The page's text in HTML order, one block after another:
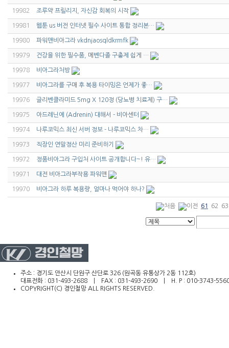
19982 조루약 프릴리지, 자신감 회복의 시작
19981 웹툰 us 버전 인터넷 필수 사이트 통합 정리본…
19980 파워맨비아그라 vkdnjaosqldkrmfk
19979 건강을 위한 필수품, 메벤다졸 구충제 쉽게 …
19978 비아그라처방
19977 비아그라를 구매 후 복용 타이밍은 언제가 좋…
19976 글리벤클라미드 5mg X 120정 (당뇨병 치료제) 구…
19975 아드레닌에 (Adrenin) 대해서 - 비아센터
19974 나루코믹스 최신 서버 정보 - 나루코믹스 차…
19973 직장인 연말정산 미리 준비하기
19972 정품비아그라 구입처 사이트 공개합니다~! 유…
19971 대전 비아그라부작용 파워맨
19970 비아그라 하루 복용량, 얼마나 먹어야 하나?
61 62 63
주소 : 경기도 안산시 단원구 산단로 326 (원곡동 유통상가 2동 112호)
대표전화 : 031-493-2688 | FAX : 031-493-2690 | H. P : 010-3743-
COPYRIGHT(C) 경인철망 ALL RIGHTS RESERVED.